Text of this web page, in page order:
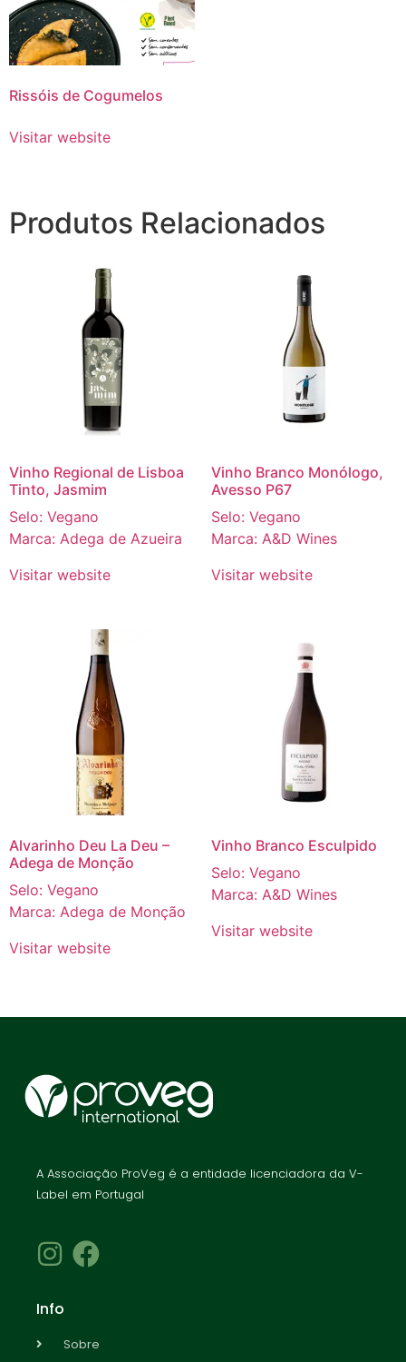
Rissóis de Cogumelos
Visitar website
Produtos Relacionados
Vinho Regional de Lisboa
Tinto, Jasmim
Selo: Vegano
Marca: Adega de Azueira
Visitar website
Vinho Branco Monólogo,
Avesso P67
Selo: Vegano
Marca: A&D Wines
Visitar website
Alvarinho Deu La Deu –
Adega de Monção
Selo: Vegano
Marca: Adega de Monção
Visitar website
Vinho Branco Esculpido
Selo: Vegano
Marca: A&D Wines
Visitar website
A Associação ProVeg é a entidade licenciadora da V-
Label em Portugal
Info
Sobre